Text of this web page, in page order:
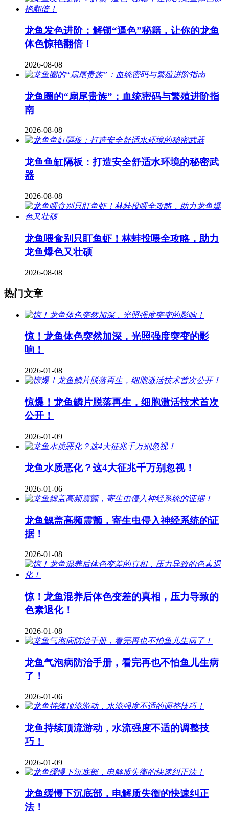
龙鱼发色进阶：解锁“逼色”秘籍，让你的龙鱼
体色惊艳翻倍！
2026-08-08
龙鱼圈的“扇尾贵族”：血统密码与繁殖进阶指
南
2026-08-08
龙鱼鱼缸隔板：打造安全舒适水环境的秘密武
器
2026-08-08
龙鱼喂食别只盯鱼虾！林蛙投喂全攻略，助力
龙鱼爆色又壮硕
2026-08-08
热门文章
惊！龙鱼体色突然加深，光照强度突变的影
响！
2026-01-08
惊爆！龙鱼鳞片脱落再生，细胞激活技术首次
公开！
2026-01-09
龙鱼水质恶化？这4大征兆千万别忽视！
2026-01-06
龙鱼鳃盖高频震颤，寄生虫侵入神经系统的证
据！
2026-01-08
惊！龙鱼混养后体色变差的真相，压力导致的
色素退化！
2026-01-08
龙鱼气泡病防治手册，看完再也不怕鱼儿生病
了！
2026-01-06
龙鱼持续顶流游动，水流强度不适的调整技
巧！
2026-01-09
龙鱼缓慢下沉底部，电解质失衡的快速纠正
法！